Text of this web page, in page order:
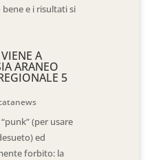
e i risultati si
A
ARANEO
5
(per usare
ed
forbito: la